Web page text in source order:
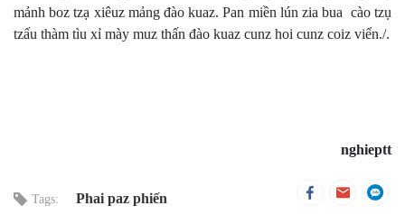
mảnh boz tzạ xiêuz mảng đào kuaz. Pan miền lún zia bua cào tzụ
tzấu thàm tìu xỉ mày muz thấn đào kuaz cunz hoi cunz coiz viển./.
nghieptt
Tags: Phai paz phiến